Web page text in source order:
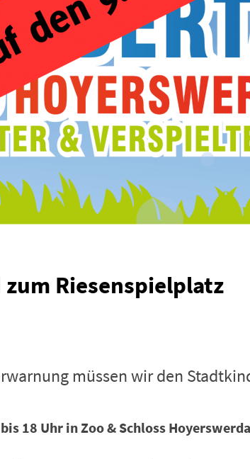
Riesenspielplatz
müssen wir den
18 Uhr in Zoo & Schloss Hoyerswerda